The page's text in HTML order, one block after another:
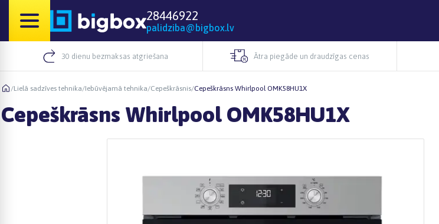
28446922
palidziba@bigbox.lv
30 dienu bezmaksas atgriešana Ātra piegāde un draudzīgas cenas
/Lielā sadzīves tehnika/Iebūvējamā tehnika/Cepeškrāsnis/Cepeškrāsns Whirlpool OMK58HU1X
Cepeškrāsns Whirlpool OMK58HU1X